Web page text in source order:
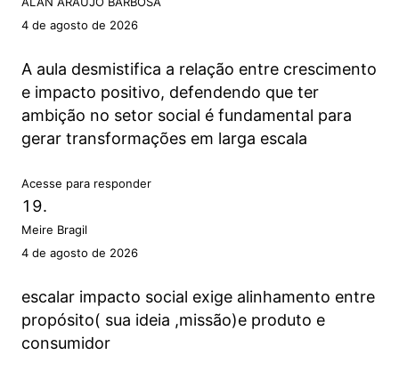
4 de agosto de 2026
A aula desmistifica a relação entre crescimento
e impacto positivo, defendendo que ter
ambição no setor social é fundamental para
gerar transformações em larga escala
Acesse para responder
Meire Bragil
4 de agosto de 2026
escalar impacto social exige alinhamento entre
propósito( sua ideia ,missão)e produto e
consumidor